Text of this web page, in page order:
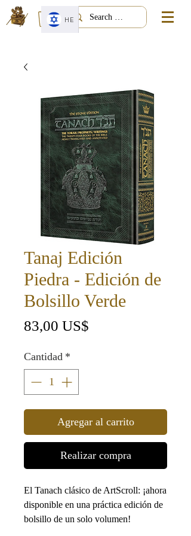
HE
Tanaj Edición
Piedra - Edición de
Bolsillo Verde
83,00 US$
Cantidad *
Agregar al carrito
Realizar compra
El Tanach clásico de ArtScroll: ¡ahora
disponible en una práctica edición de
bolsillo de un solo volumen!